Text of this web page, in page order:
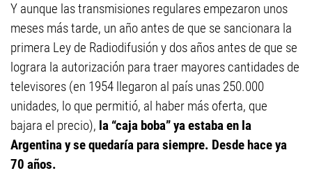
Y aunque las transmisiones regulares empezaron unos
meses más tarde, un año antes de que se sancionara la
primera Ley de Radiodifusión y dos años antes de que se
lograra la autorización para traer mayores cantidades de
televisores (en 1954 llegaron al país unas 250.000
unidades, lo que permitió, al haber más oferta, que
bajara el precio), la “caja boba” ya estaba en la
Argentina y se quedaría para siempre. Desde hace ya
70 años.